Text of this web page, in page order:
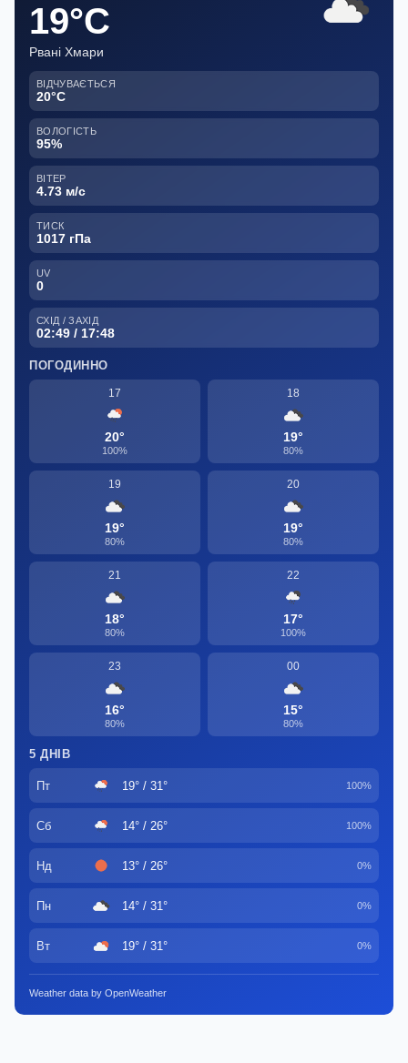
19°C
Рвані Хмари
ВІДЧУВАЄТЬСЯ
20°C
ВОЛОГІСТЬ
95%
ВІТЕР
4.73 м/с
ТИСК
1017 гПа
UV
0
СХІД / ЗАХІД
02:49 / 17:48
ПОГОДИННО
17
20°
100%
18
19°
80%
19
19°
80%
20
19°
80%
21
18°
80%
22
17°
100%
23
16°
80%
00
15°
80%
5 ДНІВ
Пт 19° / 31° 100%
Сб 14° / 26° 100%
Нд 13° / 26° 0%
Пн 14° / 31° 0%
Вт 19° / 31° 0%
Weather data by OpenWeather